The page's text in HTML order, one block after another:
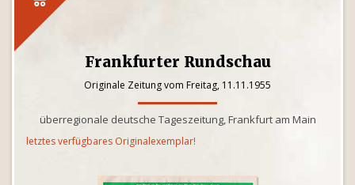
Frankfurter Rundschau
Originale Zeitung vom Freitag, 11.11.1955
überregionale deutsche Tageszeitung, Frankfurt am Main
letztes verfügbares Originalexemplar!